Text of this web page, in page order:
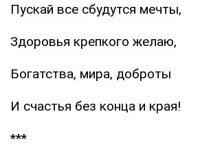
Пускай все сбудутся мечты,
Здоровья крепкого желаю,
Богатства, мира, доброты
И счастья без конца и края!
***